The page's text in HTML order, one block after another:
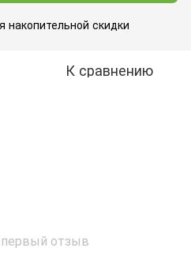
накопительной скидки
К сравнению
отзыв